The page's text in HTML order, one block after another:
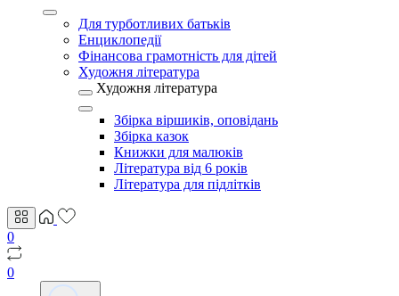
Для турботливих батьків
Енциклопедії
Фінансова грамотність для дітей
Художня література
Художня література
Збірка віршиків, оповідань
Збірка казок
Книжки для малюків
Література від 6 років
Література для підлітків
0
0